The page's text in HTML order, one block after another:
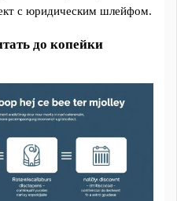
с юридическим шлейфом.
до копейки